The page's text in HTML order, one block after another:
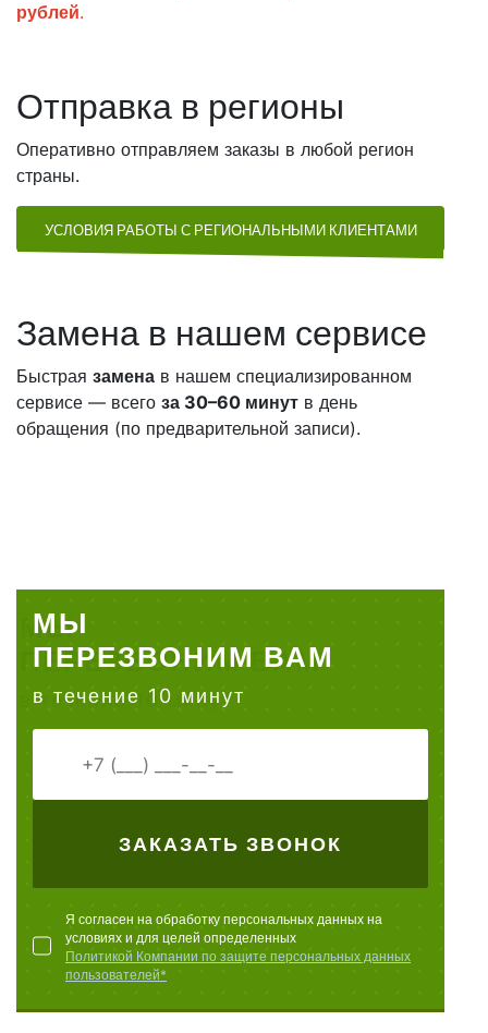
рублей.
Отправка в регионы
Оперативно отправляем заказы в любой регион
страны.
УСЛОВИЯ РАБОТЫ С РЕГИОНАЛЬНЫМИ КЛИЕНТАМИ
Замена в нашем сервисе
Быстрая замена в нашем специализированном
сервисе — всего за 30–60 минут в день
обращения (по предварительной записи).
МЫ
ПЕРЕЗВОНИМ ВАМ
в течение 10 минут
ЗАКАЗАТЬ ЗВОНОК
Я согласен на обработку персональных данных на
условиях и для целей определенных
Политикой Компании по защите персональных данных
пользователей*